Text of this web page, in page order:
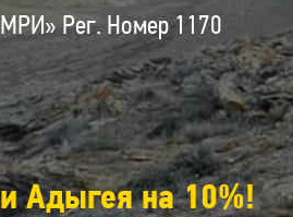
Рег. Номер 1170
Адыгея на 10%!